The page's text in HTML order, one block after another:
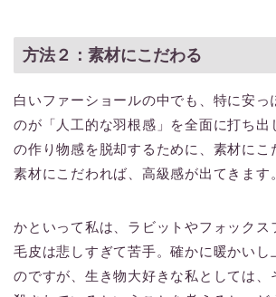
方法２：素材にこだわる
白いファーショールの中でも、特に安っ
のが「人工的な羽根感」を全面に打ち出
の作り物感を脱却するために、素材にこ
素材にこだわれば、高級感が出てきます。
かといって私は、ラビットやフォックス
毛皮は悲しすぎて苦手。確かに暖かいし
のですが、生き物大好きな私としては、